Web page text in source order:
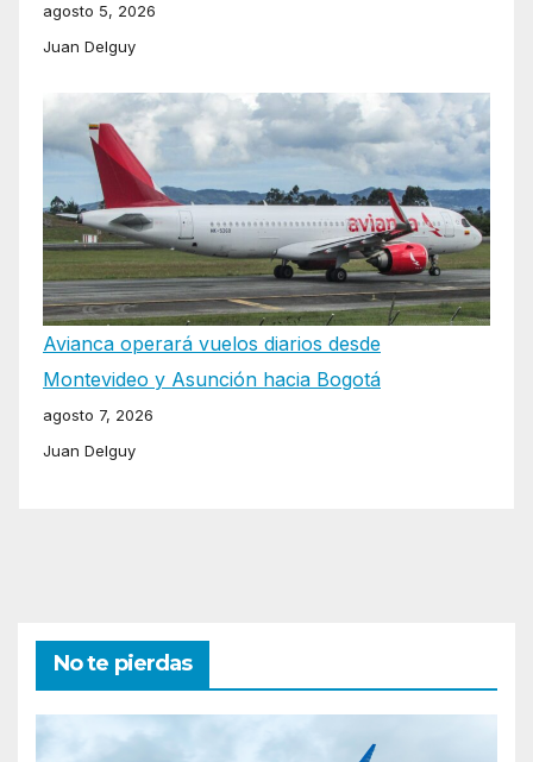
agosto 5, 2026
Juan Delguy
Avianca operará vuelos diarios desde
Montevideo y Asunción hacia Bogotá
agosto 7, 2026
Juan Delguy
No te pierdas